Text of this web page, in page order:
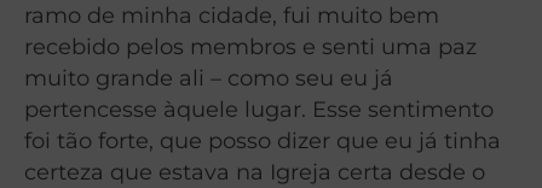
ramo de minha cidade, fui muito bem
recebido pelos membros e senti uma paz
muito grande ali – como seu eu já
pertencesse àquele lugar. Esse sentimento
foi tão forte, que posso dizer que eu já tinha
certeza que estava na Igreja certa desde o